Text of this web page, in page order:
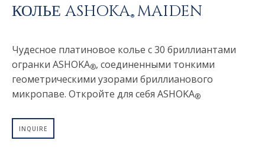
ПОДВЕСКИ
СЕРЬГИ
БРАСЛЕТЫ
НАРУЧНЫЕ ЧАСЫ
ФАНТАЗИЙНЫЕ ЦВЕТА
КОЛЬЦА
MEN'S RINGS
КОЛЬЕ
ПОДВЕСКИ
БРАСЛЕТЫ
ASHOKA®
КОЛЬЕ ASHOKA®MAIDEN
Чудесное платиновое колье с 30 бриллиантами
огранки ASHOKA®, соединенными тонкими
геометрическими узорами бриллианового
микропаве. Откройте для себя ASHOKA®
INQUIRE